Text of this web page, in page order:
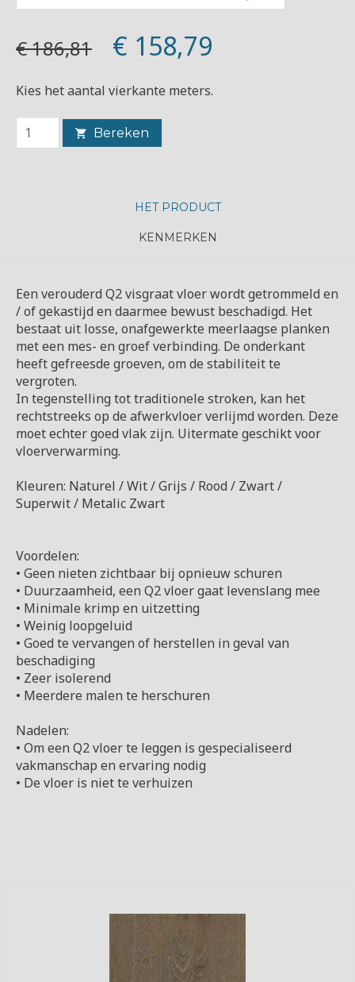
€ 186,81 € 158,79
Kies het aantal vierkante meters.
Bereken
HET PRODUCT
KENMERKEN
Een verouderd Q2 visgraat vloer wordt getrommeld en
/ of gekastijd en daarmee bewust beschadigd. Het
bestaat uit losse, onafgewerkte meerlaagse planken
met een mes- en groef verbinding. De onderkant
heeft gefreesde groeven, om de stabiliteit te
vergroten.
In tegenstelling tot traditionele stroken, kan het
rechtstreeks op de afwerkvloer verlijmd worden. Deze
moet echter goed vlak zijn. Uitermate geschikt voor
vloerverwarming.
Kleuren: Naturel / Wit / Grijs / Rood / Zwart /
Superwit / Metalic Zwart
Voordelen:
• Geen nieten zichtbaar bij opnieuw schuren
• Duurzaamheid, een Q2 vloer gaat levenslang mee
• Minimale krimp en uitzetting
• Weinig loopgeluid
• Goed te vervangen of herstellen in geval van
beschadiging
• Zeer isolerend
• Meerdere malen te herschuren
Nadelen:
• Om een Q2 vloer te leggen is gespecialiseerd
vakmanschap en ervaring nodig
• De vloer is niet te verhuizen